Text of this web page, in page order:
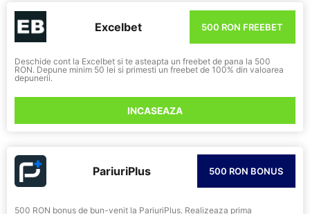
Excelbet 500 RON FREEBET
Deschide cont la Excelbet si te asteapta un freebet de pana la 500
RON. Depune minim 50 lei si primesti un freebet de 100% din valoarea
depunerii.
INCASEAZA
PariuriPlus 500 RON BONUS
500 RON bonus de bun-venit la PariuriPlus. Realizeaza prima